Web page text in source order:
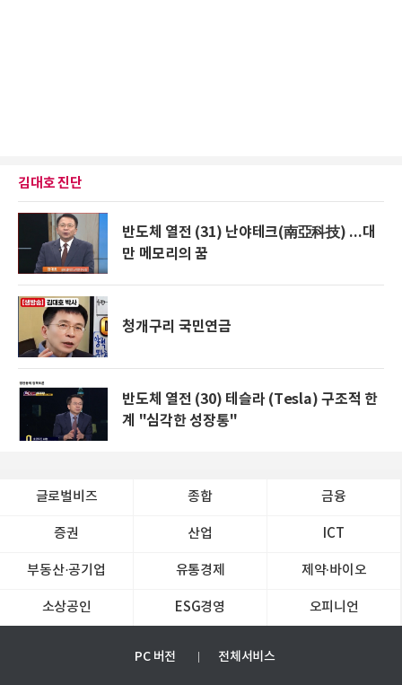
김대호 진단
반도체 열전 (31) 난야테크(南亞科技) ...대
만 메모리의 꿈
청개구리 국민연금
반도체 열전 (30) 테슬라 (Tesla) 구조적 한
계 "심각한 성장통"
글로벌비즈 종합 금융
증권 산업 ICT
부동산·공기업 유통경제 제약∙바이오
소상공인 ESG경영 오피니언
PC 버전 전체서비스